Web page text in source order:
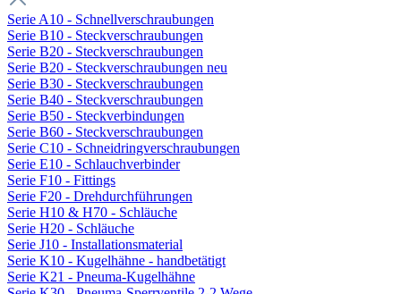
Serie A10 - Schnellverschraubungen
Serie B10 - Steckverschraubungen
Serie B20 - Steckverschraubungen
Serie B20 - Steckverschraubungen neu
Serie B30 - Steckverschraubungen
Serie B40 - Steckverschraubungen
Serie B50 - Steckverbindungen
Serie B60 - Steckverschraubungen
Serie C10 - Schneidringverschraubungen
Serie E10 - Schlauchverbinder
Serie F10 - Fittings
Serie F20 - Drehdurchführungen
Serie H10 & H70 - Schläuche
Serie H20 - Schläuche
Serie J10 - Installationsmaterial
Serie K10 - Kugelhähne - handbetätigt
Serie K21 - Pneuma-Kugelhähne